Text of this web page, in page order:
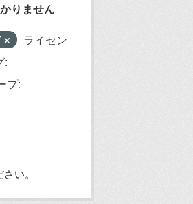
りません
ライセン
:
プ:
い。